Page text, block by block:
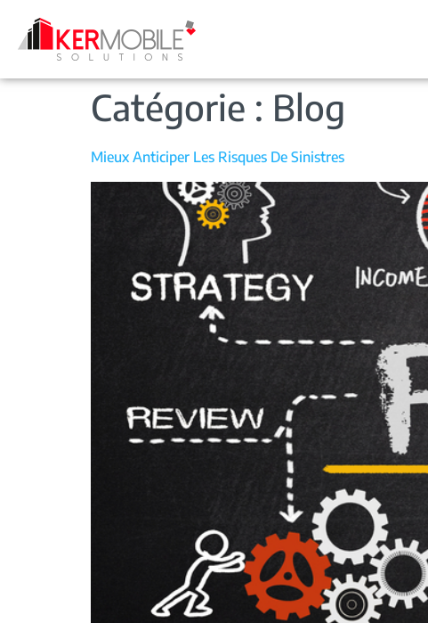
Catégorie : Blog
Mieux Anticiper Les Risques De Sinistres